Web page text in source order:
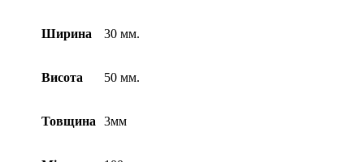
Ширина 30 мм.
Висота 50 мм.
Товщина 3мм